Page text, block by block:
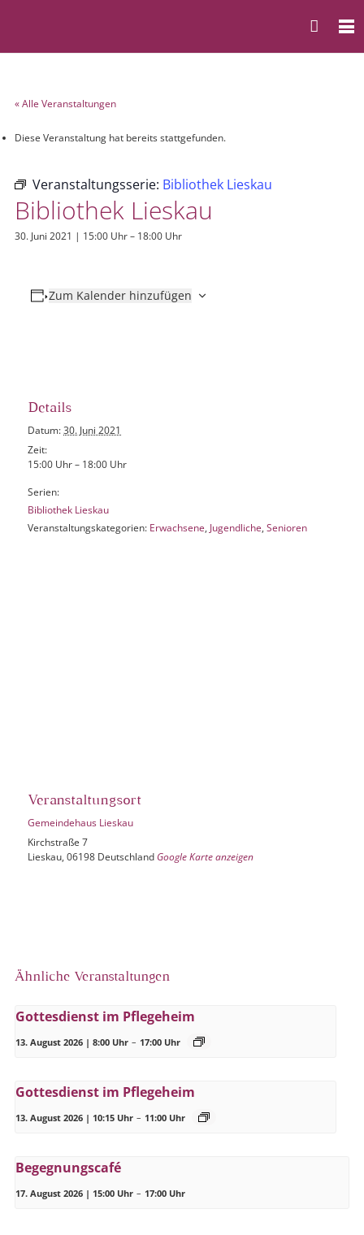
« Alle Veranstaltungen
Diese Veranstaltung hat bereits stattgefunden.
Veranstaltungsserie: Bibliothek Lieskau
Bibliothek Lieskau
30. Juni 2021 | 15:00 Uhr– 18:00 Uhr
Zum Kalender hinzufügen
Details
Datum: 30. Juni 2021
Zeit:
15:00 Uhr – 18:00 Uhr
Serien:
Bibliothek Lieskau
Veranstaltungskategorien: Erwachsene,Jugendliche,Senioren
Veranstaltungsort
Gemeindehaus Lieskau
Kirchstraße 7
Lieskau, 06198 Deutschland Google Karte anzeigen
Ähnliche Veranstaltungen
Gottesdienst im Pflegeheim
13. August 2026 | 8:00 Uhr – 17:00 Uhr
Gottesdienst im Pflegeheim
13. August 2026 | 10:15 Uhr – 11:00 Uhr
Begegnungscafé
17. August 2026 | 15:00 Uhr – 17:00 Uhr